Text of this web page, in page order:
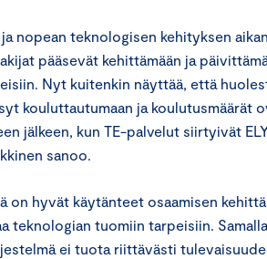
nopean teknologisen kehityksen
pääsevät kehittämään ja
Nyt kuitenkin näyttää, että
kouluttautumaan ja koulutusmäärät
jälkeen, kun TE-palvelut siirtyivät
sanoo.
on hyvät käytänteet osaamisen
teknologian tuomiin tarpeisiin.
ei tuota riittävästi